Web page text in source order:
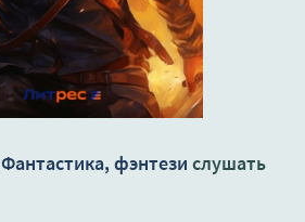
Фантастика, фэнтези слушать